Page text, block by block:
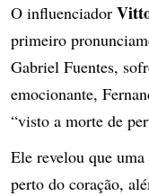
O influenciador
primeiro
Gabriel Fuentes,
emocionante,
“visto a morte de
Ele revelou que
perto do coração,